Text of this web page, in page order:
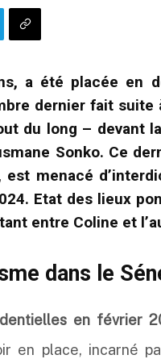
a été placée en
dernier fait suite
du long – devant
Sonko. Ce
est menacé
Etat des lieux
entre Coline et
dans le
en février
en place, incarné